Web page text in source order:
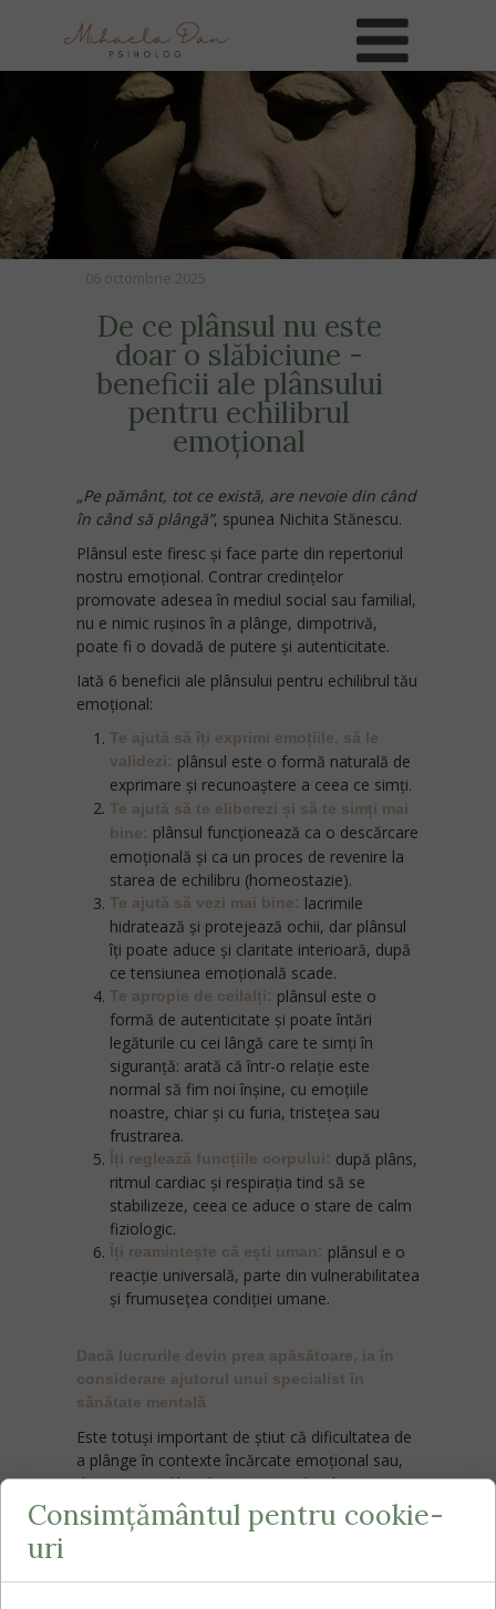
06 octombrie 2025
De ce plânsul nu este
doar o slăbiciune -
beneficii ale plânsului
pentru echilibrul
emoțional
„Pe pământ, tot ce există, are nevoie din când
în când să plângă”, spunea Nichita Stănescu.
Plânsul este firesc și face parte din repertoriul
nostru emoțional. Contrar credințelor
promovate adesea în mediul social sau familial,
nu e nimic rușinos în a plânge, dimpotrivă,
poate fi o dovadă de putere și autenticitate.
Iată 6 beneficii ale plânsului pentru echilibrul tău
emoțional:
Te ajută să îți exprimi emoțiile, să le
validezi: plânsul este o formă naturală de
exprimare și recunoaștere a ceea ce simți.
Te ajută să te eliberezi și să te simți mai
bine: plânsul funcționează ca o descărcare
emoțională și ca un proces de revenire la
starea de echilibru (homeostazie).
Te ajută să vezi mai bine: lacrimile
hidratează și protejează ochii, dar plânsul
îți poate aduce și claritate interioară, după
ce tensiunea emoțională scade.
Te apropie de ceilalți: plânsul este o
formă de autenticitate și poate întări
legăturile cu cei lângă care te simți în
siguranță: arată că într-o relație este
normal să fim noi înșine, cu emoțiile
noastre, chiar și cu furia, tristețea sau
frustrarea.
Îți reglează funcțiile corpului: după plâns,
ritmul cardiac și respirația tind să se
stabilizeze, ceea ce aduce o stare de calm
fiziologic.
Îți reamintește că ești uman: plânsul e o
reacție universală, parte din vulnerabilitatea
și frumusețea condiției umane.
Dacă lucrurile devin prea apăsătoare, ia în
considerare ajutorul unui specialist în
sănătate mentală
Este totuși important de știut că dificultatea de
a plânge în contexte încărcate emoțional sau,
dimpotrivă, plânsul excesiv pot fi indicatori ai
unei tulburări de dispoziție. Pentru a înțelege
corect ce se întâmplă, e nevoie de o evaluare
în contextul de viață și în tabloul general al
Consimțământul pentru cookie-
uri